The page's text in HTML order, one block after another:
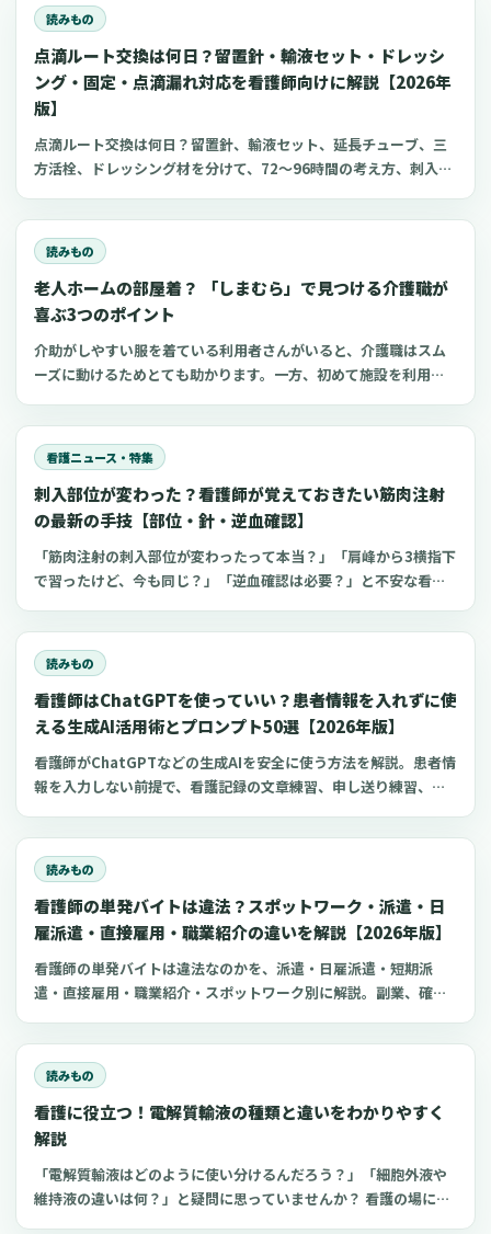
リをまとめました。
読みもの
点滴ルート交換は何日？留置針・輸液セット・ドレッシ
ング・固定・点滴漏れ対応を看護師向けに解説【2026年
版】
点滴ルート交換は何日？留置針、輸液セット、延長チューブ、三
方活栓、ドレッシング材を分けて、72〜96時間の考え方、刺入部
読みもの
老人ホームの部屋着？ 「しまむら」で見つける介護職が
喜ぶ3つのポイント
介助がしやすい服を着ている利用者さんがいると、介護職はスム
ーズに動けるためとても助かります。一方、初めて施設を利用す
道府県に約1,400店舗ある「しまむら」で手に入れられるアイテ
ムを中心に、老人ホームに入所した利用者さんと介護職にとって
快適な部屋着のポイントをご紹介します。
看護ニュース・特集
刺入部位が変わった？看護師が覚えておきたい筋肉注射
の最新の手技【部位・針・逆血確認】
「筋肉注射の刺入部位が変わったって本当？」「肩峰から3横指下
で習ったけど、今も同じ？」「逆血確認は必要？」と不安な看護
び方、針のゲージと長さ、皮下注射との違い、神経損傷やSIRVA
を避けるポイント、ワクチン接種時の手順までわかりやすく解説
します。
読みもの
看護師はChatGPTを使っていい？患者情報を入れずに使
える生成AI活用術とプロンプト50選【2026年版】
看護師がChatGPTなどの生成AIを安全に使う方法を解説。患者情
報を入力しない前提で、看護記録の文章練習、申し送り練習、復
読みもの
看護師の単発バイトは違法？スポットワーク・派遣・日
雇派遣・直接雇用・職業紹介の違いを解説【2026年版】
看護師の単発バイトは違法なのかを、派遣・日雇派遣・短期派
遣・直接雇用・職業紹介・スポットワーク別に解説。副業、確定
点も整理します。
読みもの
看護に役立つ！電解質輸液の種類と違いをわかりやすく
解説
「電解質輸液はどのように使い分けるんだろう？」「細胞外液や
維持液の違いは何？」と疑問に思っていませんか？ 看護の場にお